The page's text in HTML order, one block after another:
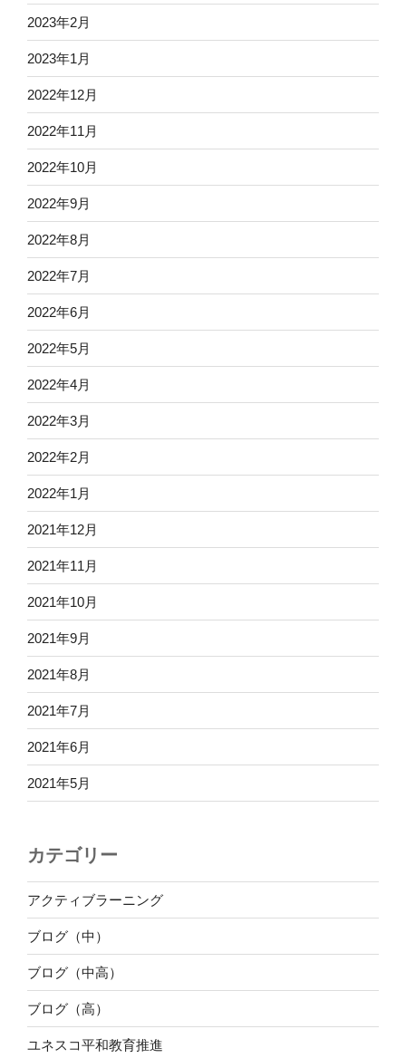
2023年2月
2023年1月
2022年12月
2022年11月
2022年10月
2022年9月
2022年8月
2022年7月
2022年6月
2022年5月
2022年4月
2022年3月
2022年2月
2022年1月
2021年12月
2021年11月
2021年10月
2021年9月
2021年8月
2021年7月
2021年6月
2021年5月
カテゴリー
アクティブラーニング
ブログ（中）
ブログ（中高）
ブログ（高）
ユネスコ平和教育推進